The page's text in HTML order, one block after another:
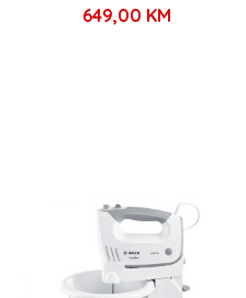
649,00 KM